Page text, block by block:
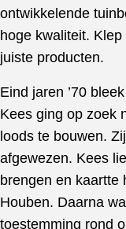
ontwikkelende
hoge kwaliteit.
juiste producten.
Eind jaren ’70
Kees ging op zoek
loods te bouwen.
afgewezen. Kees
brengen en kaartte
Houben. Daarna
toestemming rond